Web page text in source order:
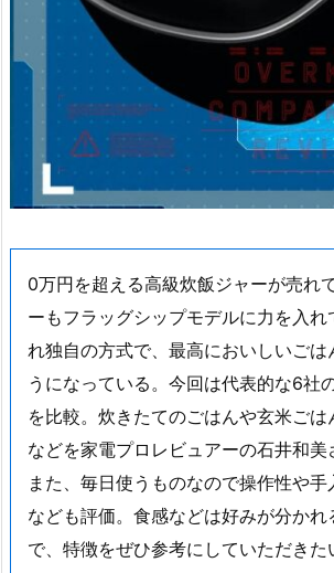
0万円を超える高級炊飯ジャーが売れ
ーもフラッグシップモデルに力を入
れ独自の方式で、最高においしいごは
うになっている。今回は代表的な6社
を比較。炊きたてのごはんや玄米ごは
などを家電プロレビュアーの石井和美
また、毎日使うものなので操作性や手
なども評価。食感などは好みが分かれ
で、特徴をぜひ参考にしていただきた